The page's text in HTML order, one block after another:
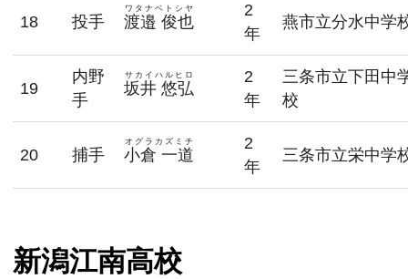
18 投手 渡邉 俊也
ワタナベトシヤ
2
年
燕市立分水中学
19
内野
手
坂井 悠弘
サカイハルヒロ
2
年
三条市立下田中
校
20 捕手 小倉 一道
オグラカズミチ
2
年
三条市立栄中学
新潟江南高校